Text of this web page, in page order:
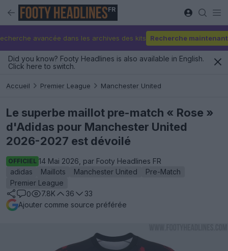
FR
avancée dans les archives des kits Recherche maintenant
Did you know? Footy Headlines is also available in English.
Click here to switch.
Accueil Premier League Manchester United
Le superbe maillot pre-match « Rose »
d'Adidas pour Manchester United
2026-2027 est dévoilé
OFFICIEL 14 Mai 2026, par Footy Headlines FR
adidas
Maillots Manchester United
Pre-Match
Premier League
0
7.8K 36
33
Ajouter comme source préférée